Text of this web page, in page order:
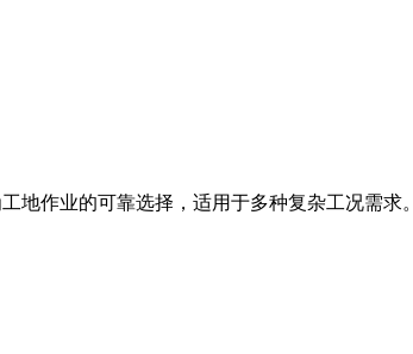
地作业的可靠选择，适用于多种复杂工况需求。